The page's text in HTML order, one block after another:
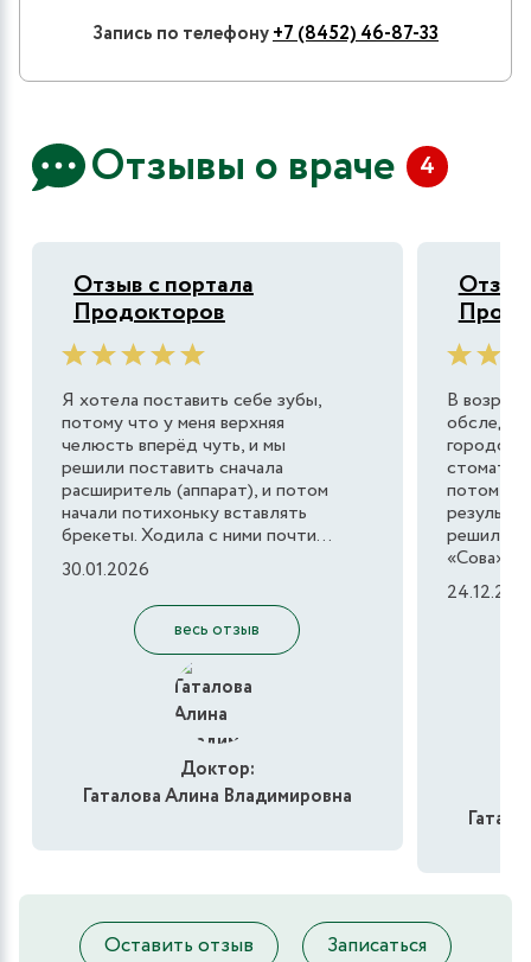
Запись по телефону+7 (8452) 46-87-33
Отзывы о враче 4
Отзыв с портала
Продокторов
Я хотела поставить себе зубы,
потому что у меня верхняя
челюсть вперёд чуть, и мы
решили поставить сначала
расширитель (аппарат), и потом
начали потихоньку вставлять
брекеты. Ходила с ними почти...
30.01.2026
весь отзыв
Доктор:
Гаталова Алина Владимировна
Отзыв
В
потом
решили
«Сова».
Оставить отзыв Записаться